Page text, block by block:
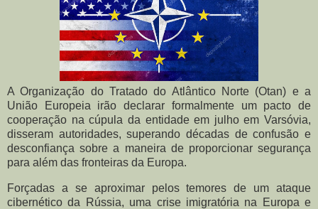
A Organização do Tratado do Atlântico Norte (Otan) e a
União Europeia irão declarar formalmente um pacto de
cooperação na cúpula da entidade em julho em Varsóvia,
disseram autoridades, superando décadas de confusão e
desconfiança sobre a maneira de proporcionar segurança
para além das fronteiras da Europa.
Forçadas a se aproximar pelos temores de um ataque
cibernético da Rússia, uma crise imigratória na Europa e